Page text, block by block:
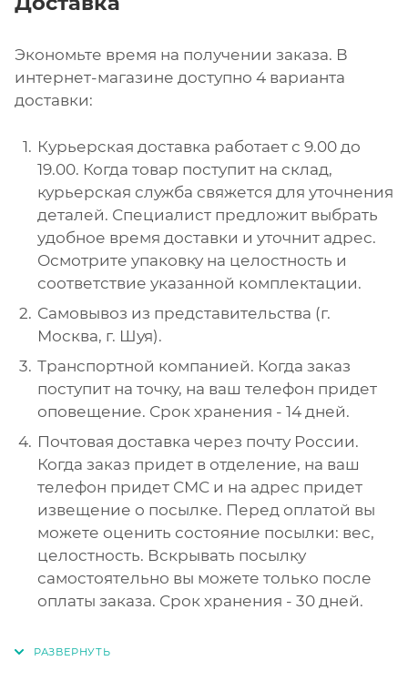
Экономьте время на получении заказа. В
интернет-магазине доступно 4 варианта
доставки:
Курьерская доставка работает с 9.00 до
19.00. Когда товар поступит на склад,
курьерская служба свяжется для уточнения
деталей. Специалист предложит выбрать
удобное время доставки и уточнит адрес.
Осмотрите упаковку на целостность и
соответствие указанной комплектации.
Самовывоз из представительства (г.
Москва, г. Шуя).
Транспортной компанией. Когда заказ
поступит на точку, на ваш телефон придет
оповещение. Срок хранения - 14 дней.
Почтовая доставка через почту России.
Когда заказ придет в отделение, на ваш
телефон придет СМС и на адрес придет
извещение о посылке. Перед оплатой вы
можете оценить состояние посылки: вес,
целостность. Вскрывать посылку
самостоятельно вы можете только после
оплаты заказа. Срок хранения - 30 дней.